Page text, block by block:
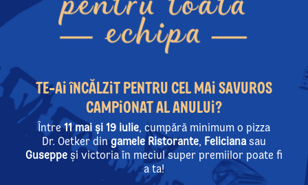
TE-AIîNCĂLZITPENTRU CEL MAI SAVUROS
CAMPIONAT AL ANULUI?
Între11 mai și 19 iulie, cumpără minimum o pizza
Dr. Oetker dingamele Ristorante, Felicianasau
Guseppe și victoria în meciul super premiilor poate fi
a ta!